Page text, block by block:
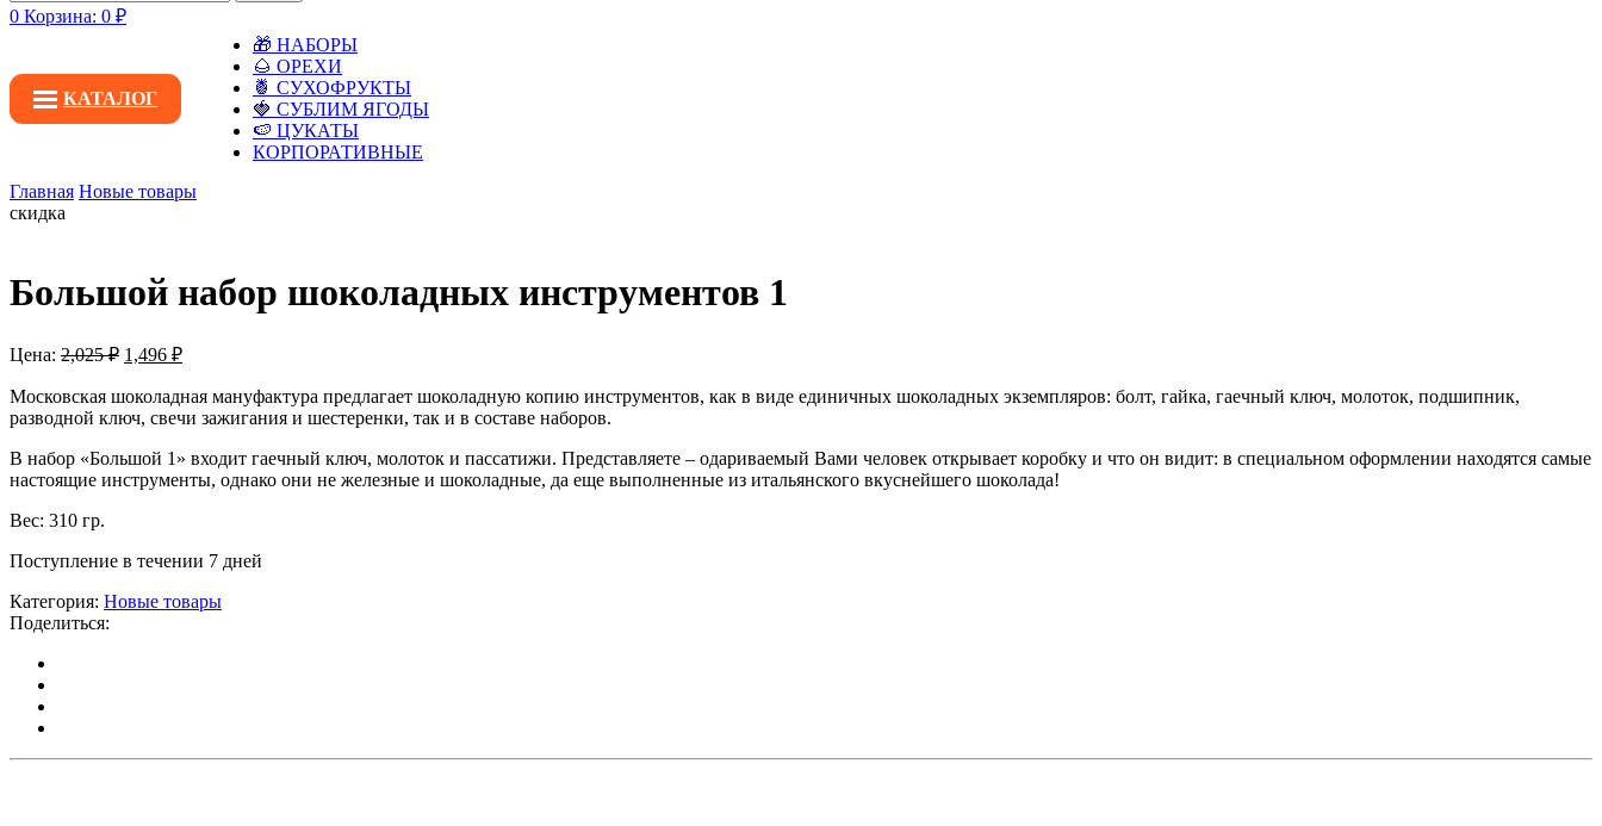
0 Корзина: 0 ₽
КАТАЛОГ
🎁 НАБОРЫ
🌰 ОРЕХИ
🍍 СУХОФРУКТЫ
🍓 СУБЛИМ ЯГОДЫ
🍉 ЦУКАТЫ
КОРПОРАТИВНЫЕ
Главная Новые товары
скидка
Большой набор шоколадных инструментов 1
Цена: 2,025₽ 1,496 ₽
Московская шоколадная мануфактура предлагает шоколадную копию инструментов, как в виде единичных шоколадных экземпляров: болт, гайка, гаечный ключ, молоток, подшипник,
разводной ключ, свечи зажигания и шестеренки, так и в составе наборов.
В набор «Большой 1» входит гаечный ключ, молоток и пассатижи. Представляете – одариваемый Вами человек открывает коробку и что он видит: в специальном оформлении находятся самые
настоящие инструменты, однако они не железные и шоколадные, да еще выполненные из итальянского вкуснейшего шоколада!
Вес: 310 гр.
Поступление в течении 7 дней
Категория: Новые товары
Поделиться: